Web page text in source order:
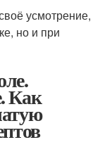
усмотрение,
но и при
Как